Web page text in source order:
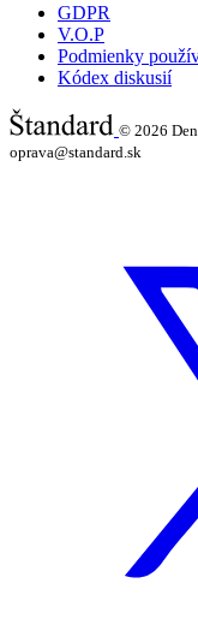
GDPR
V.O.P
Podmienky
Kódex diskusií
© 2026
oprava@standard.sk